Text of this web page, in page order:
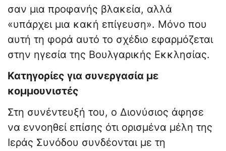
σαν μια προφανής βλακεία, αλλά
«υπάρχει μια κακή επίγευση». Μόνο που
αυτή τη φορά αυτό το σχέδιο εφαρμόζεται
στην ηγεσία της Βουλγαρικής Εκκλησίας.
Κατηγορίες για συνεργασία με
κομμουνιστές
Στη συνέντευξή του, ο Διονύσιος άφησε
να εννοηθεί επίσης ότι ορισμένα μέλη της
Ιεράς Συνόδου συνδέονται με τη